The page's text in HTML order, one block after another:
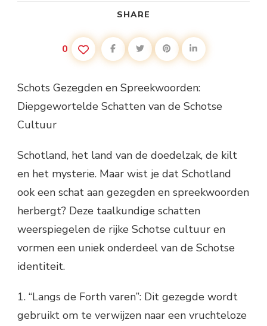
SHARE
0
Schots Gezegden en Spreekwoorden:
Diepgewortelde Schatten van de Schotse
Cultuur
Schotland, het land van de doedelzak, de kilt
en het mysterie. Maar wist je dat Schotland
ook een schat aan gezegden en spreekwoorden
herbergt? Deze taalkundige schatten
weerspiegelen de rijke Schotse cultuur en
vormen een uniek onderdeel van de Schotse
identiteit.
1. “Langs de Forth varen”: Dit gezegde wordt
gebruikt om te verwijzen naar een vruchteloze